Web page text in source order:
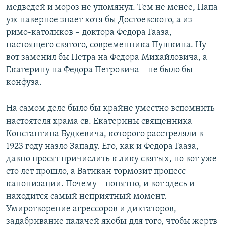
медведей и мороз не упомянул. Тем не менее, Папа
уж наверное знает хотя бы Достоевского, а из
римо-католиков – доктора Федора Гааза,
настоящего святого, современника Пушкина. Ну
вот заменил бы Петра на Федора Михайловича, а
Екатерину на Федора Петровича – не было бы
конфуза.
На самом деле было бы крайне уместно вспомнить
настоятеля храма св. Екатерины священника
Константина Будкевича, которого расстреляли в
1923 году назло Западу. Его, как и Федора Гааза,
давно просят причислить к лику святых, но вот уже
сто лет прошло, а Ватикан тормозит процесс
канонизации. Почему – понятно, и вот здесь и
находится самый неприятный момент.
Умиротворение агрессоров и диктаторов,
задабривание палачей якобы для того, чтобы жертв